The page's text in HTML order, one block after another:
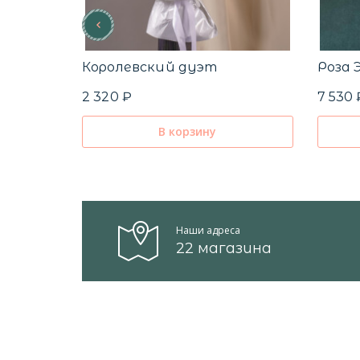
Королевский дуэт
2 320 ₽
В корзину
Роза
7 530
Наши адреса
22 магазина